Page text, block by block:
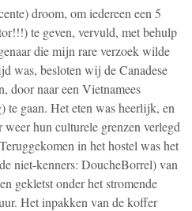
droom, om iedereen een 5
te geven, vervuld, met behulp
die mijn rare verzoek wilde
was, besloten wij de Canadese
door naar een Vietnamees
te gaan. Het eten was heerlijk, en
weer hun culturele grenzen verlegd
in het hostel was het
niet-kenners: DoucheBorrel) van
gekletst onder het stromende
Het inpakken van de koffer